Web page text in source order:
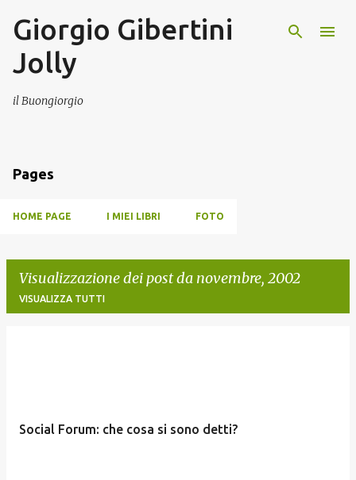
Passa ai contenuti principali
Giorgio Gibertini
Jolly
il Buongiorgio
Pages
HOME PAGE I MIEI LIBRI FOTO
Visualizzazione dei post da novembre, 2002
VISUALIZZA TUTTI
Social Forum: che cosa si sono detti?